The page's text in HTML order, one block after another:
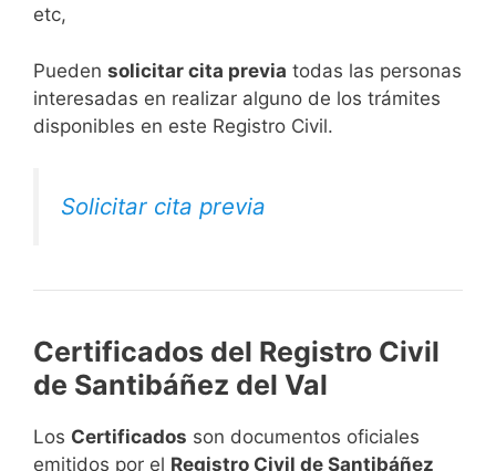
etc,
​Pueden solicitar cita previa todas las personas
interesadas en realizar alguno de los trámites
disponibles en este Registro Civil.​
Solicitar cita previa
Certificados del Registro Civil
de Santibáñez del Val
Los Certificados son documentos oficiales
emitidos por el Registro Civil de Santibáñez